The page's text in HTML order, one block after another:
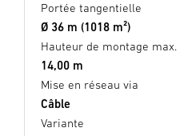
Portée tangentielle
Ø 36 m (1018 m²)
Hauteur de montage max.
14,00 m
Mise en réseau via
Câble
Variante